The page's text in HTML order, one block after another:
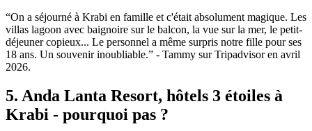
“On a séjourné‎ à Krabi en famille et c'était absolument magique. Les
villas lagoon avec baignoire sur le‎ balcon, la vue sur la mer, le petit-
déjeuner copieux... Le personnel a même surpris notre fille‎ pour ses
18 ans. Un souvenir inoubliable.” - Tammy sur Tripadvisor en avril
2026.
5. Anda Lanta Resort, hôtels 3 étoiles à
Krabi - pourquoi pas ?